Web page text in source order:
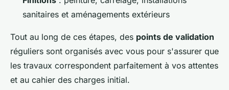
sanitaires et aménagements extérieurs
Tout au long de ces étapes, des points de validation
réguliers sont organisés avec vous pour s'assurer que
les travaux correspondent parfaitement à vos attentes
et au cahier des charges initial.